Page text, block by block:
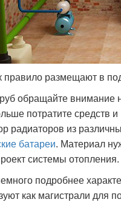
правило размещают в
обращайте внимание
потратите средств
радиаторов из
батареи. Материал
системы отопления.
подробнее
как магистрали для